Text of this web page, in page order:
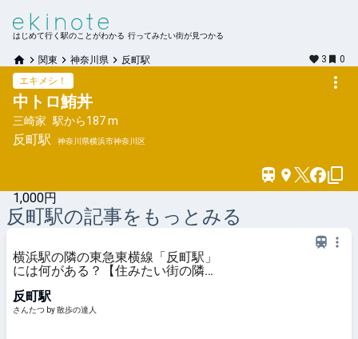
はじめて行く駅のことがわかる 行ってみたい街が見つかる
関東 神奈川県 反町駅 3
0
エキメシ！
中トロ鮪丼
三崎家 駅から187 m
反町駅 神奈川県横浜市神奈川区
1,000円
反町駅の記事をもっとみる
横浜駅の隣の東急東横線「反町駅」
には何がある？【住みたい街の隣も
の達人
反町駅
さんたつ by 散歩の達人